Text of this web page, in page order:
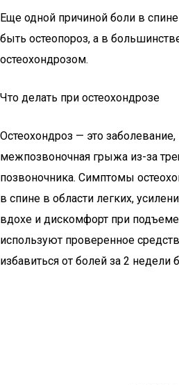
Еще одной причиной боли в
быть остеопороз, а в
остеохондрозом.
Что делать при остеохондрозе
Остеохондроз — это
межпозвоночная грыжа из-за
позвоночника. Симптомы
в спине в области легких,
вдохе и дискомфорт при
используют проверенное
избавиться от болей за 2 недели